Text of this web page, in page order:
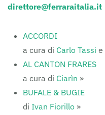
direttore@ferraraitalia.it
ACCORDI
a cura di Carlo Tassi e
AL CANTON FRARES
a cura di Ciarìn »
BUFALE & BUGIE
di Ivan Fiorillo »